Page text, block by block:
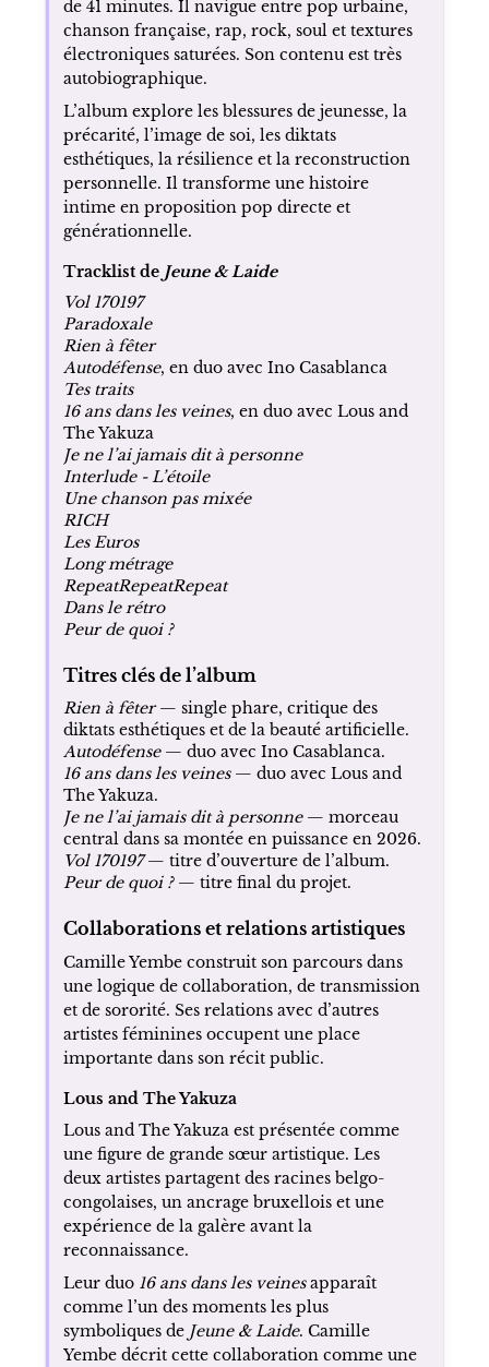
de 41 minutes. Il navigue entre pop urbaine,
chanson française, rap, rock, soul et textures
électroniques saturées. Son contenu est très
autobiographique.
L’album explore les blessures de jeunesse, la
précarité, l’image de soi, les diktats
esthétiques, la résilience et la reconstruction
personnelle. Il transforme une histoire
intime en proposition pop directe et
générationnelle.
Tracklist de Jeune & Laide
Vol 170197
Paradoxale
Rien à fêter
Autodéfense, en duo avec Ino Casablanca
Tes traits
16 ans dans les veines, en duo avec Lous and
The Yakuza
Je ne l’ai jamais dit à personne
Interlude - L’étoile
Une chanson pas mixée
RICH
Les Euros
Long métrage
RepeatRepeatRepeat
Dans le rétro
Peur de quoi ?
Titres clés de l’album
Rien à fêter— single phare, critique des
diktats esthétiques et de la beauté artificielle.
Autodéfense— duo avec Ino Casablanca.
16 ans dans les veines— duo avec Lous and
The Yakuza.
Je ne l’ai jamais dit à personne— morceau
central dans sa montée en puissance en 2026.
Vol 170197— titre d’ouverture de l’album.
Peur de quoi ?— titre final du projet.
Collaborations et relations artistiques
Camille Yembe construit son parcours dans
une logique de collaboration, de transmission
et de sororité. Ses relations avec d’autres
artistes féminines occupent une place
importante dans son récit public.
Lous and The Yakuza
Lous and The Yakuza est présentée comme
une figure de grande sœur artistique. Les
deux artistes partagent des racines belgo-
congolaises, un ancrage bruxellois et une
expérience de la galère avant la
reconnaissance.
Leur duo 16 ans dans les veinesapparaît
comme l’un des moments les plus
symboliques de Jeune & Laide. Camille
Yembe décrit cette collaboration comme une